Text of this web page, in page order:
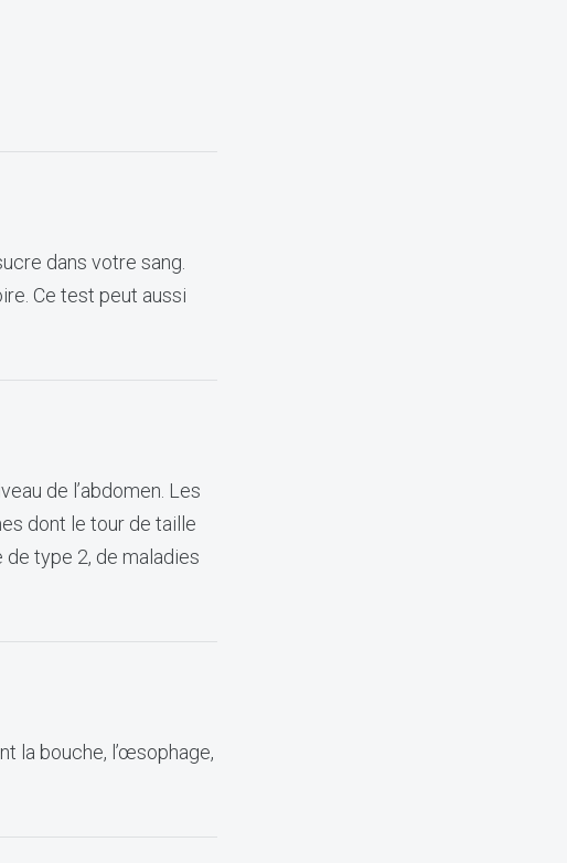
dans votre sang.
Ce test peut aussi
de l’abdomen. Les
dont le tour de taille
type 2, de maladies
la bouche, l’œsophage,